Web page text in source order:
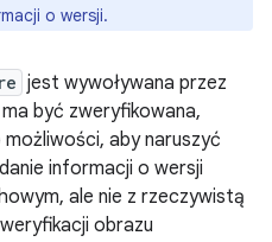
o wersji.
jest wywoływana przez
być zweryfikowana,
aby naruszyć
informacji o wersji
ale nie z rzeczywistą
obrazu